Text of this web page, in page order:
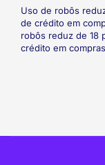
Uso de robôs
de crédito em
robôs reduz de 18
crédito em